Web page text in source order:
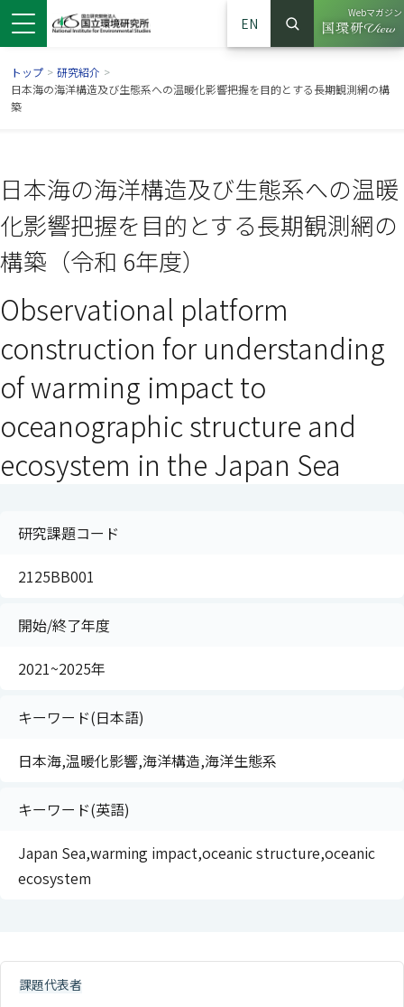
ドウで開きます）
ンドウで開きます）
ウインドウで開きます）
EN
サイト内検索
検索
Webマガジン
（別ウイ
トップ > 研究紹介 >
日本海の海洋構造及び生態系への温暖化影響把握を目的とする長期観測網の構
築
日本海の海洋構造及び生態系への温暖
化影響把握を目的とする長期観測網の
構築（令和 6年度）
Observational platform
construction for understanding
of warming impact to
oceanographic structure and
ecosystem in the Japan Sea
研究課題コード
2125BB001
開始/終了年度
2021~2025年
キーワード(日本語)
日本海,温暖化影響,海洋構造,海洋生態系
キーワード(英語)
Japan Sea,warming impact,oceanic structure,oceanic
ecosystem
課題代表者